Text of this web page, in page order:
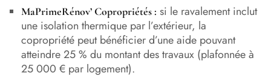
MaPrimeRénov’ Copropriétés : si le ravalement inclut
une isolation thermique par l’extérieur, la
copropriété peut bénéficier d’une aide pouvant
atteindre 25 % du montant des travaux (plafonnée à
25 000 € par logement).